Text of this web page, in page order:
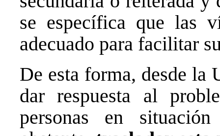
se específica que las
adecuado para facilitar
De esta forma, desde la
dar respuesta al
personas en